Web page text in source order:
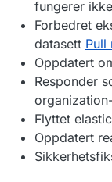
fungerer ikke
Forbedret
datasett Pull
Oppdatert
Responder
Flyttet
Oppdatert